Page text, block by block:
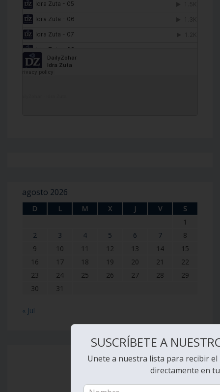
agosto 2026
D L M X J V
S
1
2
3 4 5 6 7
8
9
10 11 12 13 14
15
16
17 18 19 20 21
22
23
24 25 26 27 28
29
30
31
« Jul
SUSCRÍBETE A
Unete a nuestra lista para recibir
directamente en